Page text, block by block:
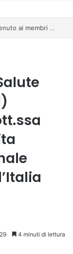
Il professor dottor Foad Aodi dà il benvenuto ai membri del Comitato per le Scienze delle Piramidi e le Scienze Archeologiche…
29 4 minuti di lettura